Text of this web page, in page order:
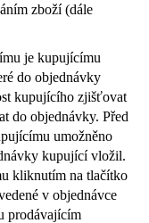
zboží (dále
je kupujícímu
do objednávky
kupujícího zjišťovat
do objednávky. Před
umožněno
kupující vložil.
kliknutím na tlačítko
v objednávce
prodávajícím